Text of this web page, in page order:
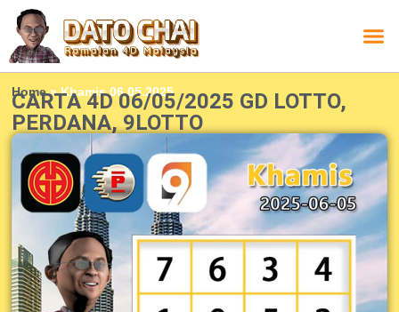
Home»Khamis 06.05.2025
CARTA 4D 06/05/2025 GD LOTTO,
PERDANA, 9LOTTO